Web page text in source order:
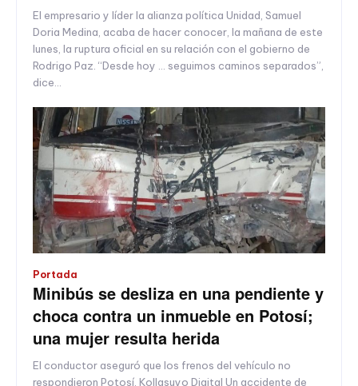
El empresario y líder la alianza política Unidad, Samuel
Doria Medina, acaba de hacer conocer, la mañana de este
lunes, la ruptura oficial en su relación con el gobierno de
Rodrigo Paz. “Desde hoy … seguimos caminos separados”,
dice...
Portada
Minibús se desliza en una pendiente y
choca contra un inmueble en Potosí;
una mujer resulta herida
El conductor aseguró que los frenos del vehículo no
respondieron Potosí, Kollasuyo Digital Un accidente de